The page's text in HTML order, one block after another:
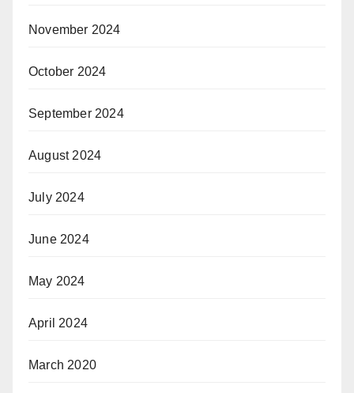
November 2024
October 2024
September 2024
August 2024
July 2024
June 2024
May 2024
April 2024
March 2020